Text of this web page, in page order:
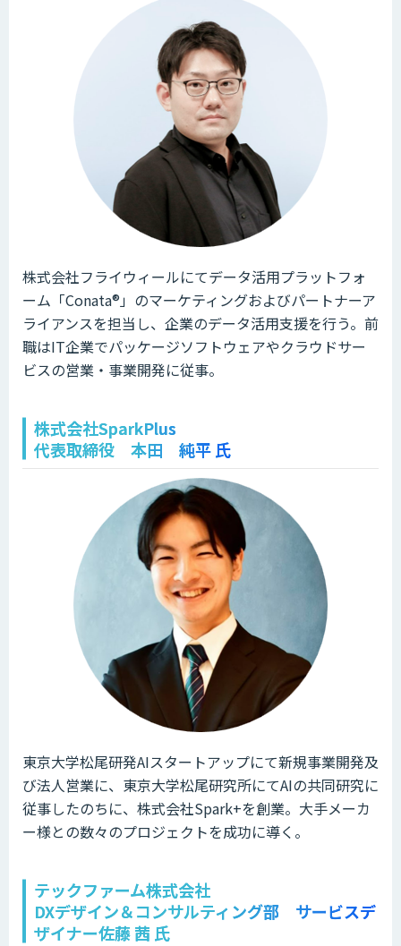
株式会社フライウィールにてデータ活用プラットフォ
ーム「Conata®」のマーケティングおよびパートナーア
ライアンスを担当し、企業のデータ活用支援を行う。前
職はIT企業でパッケージソフトウェアやクラウドサー
ビスの営業・事業開発に従事。
株式会社SparkPlus
代表取締役 本田 純平 氏
東京大学松尾研発AIスタートアップにて新規事業開発及
び法人営業に、東京大学松尾研究所にてAIの共同研究に
従事したのちに、株式会社Spark+を創業。大手メーカ
ー様との数々のプロジェクトを成功に導く。
テックファーム株式会社
DXデザイン＆コンサルティング部 サービスデ
ザイナー佐藤 茜 氏